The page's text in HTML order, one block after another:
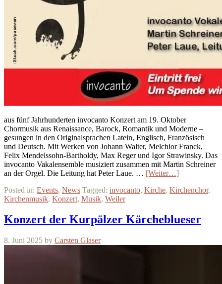
aus fünf Jahrhunderten invocanto Konzert am 19. Oktober
Chormusik aus Renaissance, Barock, Romantik und Moderne –
gesungen in den Originalsprachen Latein, Englisch, Französisch
und Deutsch. Mit Werken von Johann Walter, Melchior Franck,
Felix Mendelssohn-Bartholdy, Max Reger und Igor Strawinsky. Das
invocanto Vakalensemble musiziert zusammen mit Martin Schreiner
an der Orgel. Die Leitung hat Peter Laue. … [Weiter…]
Posted in: Events, News Tagged: invocanto, Kirche, Kirchenchor,
Kirchenmusik, Konzert, Musik, Weiler
Konzert der Kurpälzer Kärcheblueser
8. Juni 2025 by Carsten Glaser